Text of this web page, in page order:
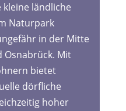
ländliche
Naturpark
in der Mitte
Osnabrück. Mit
bietet
dörfliche
hoher